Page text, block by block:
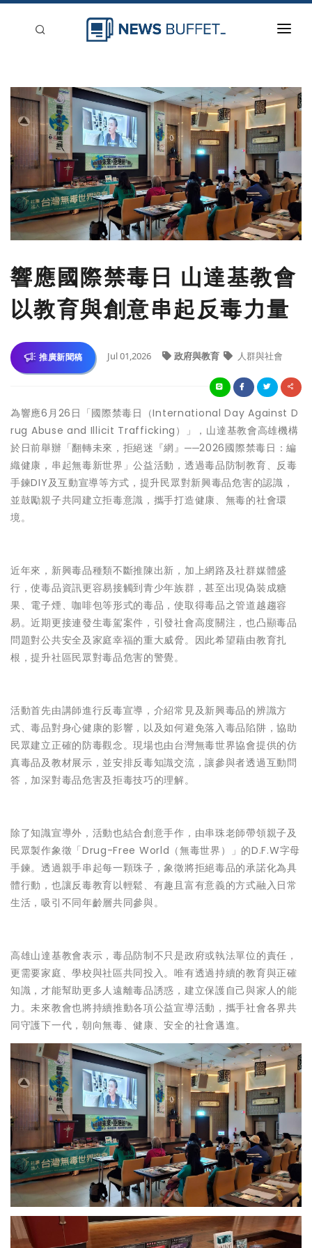
新聞稿分類
登入
刊登
響應國際禁毒日 山達基教會
以教育與創意串起反毒力量
推廣新聞稿 Jul 01,2026 政府與教育 人群與社會
為響應6月26日「國際禁毒日（International Day Against D
rug Abuse and Illicit Trafficking）」，山達基教會高雄機構
於日前舉辦「翻轉未來，拒絕迷『網』──2026國際禁毒日：編
織健康，串起無毒新世界」公益活動，透過毒品防制教育、反毒
手鍊DIY及互動宣導等方式，提升民眾對新興毒品危害的認識，
並鼓勵親子共同建立拒毒意識，攜手打造健康、無毒的社會環
境。
近年來，新興毒品種類不斷推陳出新，加上網路及社群媒體盛
行，使毒品資訊更容易接觸到青少年族群，甚至出現偽裝成糖
果、電子煙、咖啡包等形式的毒品，使取得毒品之管道越趨容
易。近期更接連發生毒駕案件，引發社會高度關注，也凸顯毒品
問題對公共安全及家庭幸福的重大威脅。因此希望藉由教育扎
根，提升社區民眾對毒品危害的警覺。
活動首先由講師進行反毒宣導，介紹常見及新興毒品的辨識方
式、毒品對身心健康的影響，以及如何避免落入毒品陷阱，協助
民眾建立正確的防毒觀念。現場也由台灣無毒世界協會提供的仿
真毒品及教材展示，並安排反毒知識交流，讓參與者透過互動問
答，加深對毒品危害及拒毒技巧的理解。
除了知識宣導外，活動也結合創意手作，由串珠老師帶領親子及
民眾製作象徵「Drug-Free World（無毒世界）」的D.F.W字母
手鍊。透過親手串起每一顆珠子，象徵將拒絕毒品的承諾化為具
體行動，也讓反毒教育以輕鬆、有趣且富有意義的方式融入日常
生活，吸引不同年齡層共同參與。
高雄山達基教會表示，毒品防制不只是政府或執法單位的責任，
更需要家庭、學校與社區共同投入。唯有透過持續的教育與正確
知識，才能幫助更多人遠離毒品誘惑，建立保護自己與家人的能
力。未來教會也將持續推動各項公益宣導活動，攜手社會各界共
同守護下一代，朝向無毒、健康、安全的社會邁進。